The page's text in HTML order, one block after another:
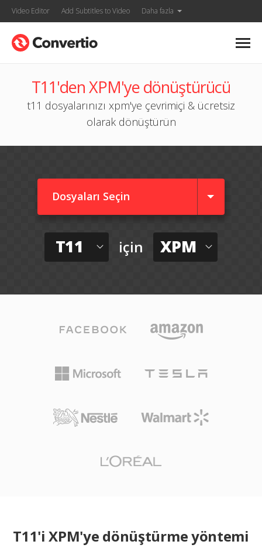
Video Editor Add Subtitles to Video Daha fazla
T11'den XPM'ye dönüştürücü
t11 dosyalarınızı xpm'ye çevrimiçi & ücretsiz
olarak dönüştürün
Dosyaları Seçin
T11 için XPM
T11'i XPM'ye dönüştürme yöntemi